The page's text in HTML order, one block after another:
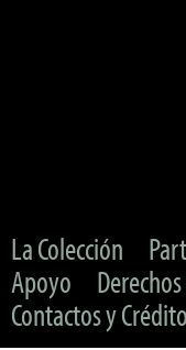
La Colección
Apoyo
Contactos y